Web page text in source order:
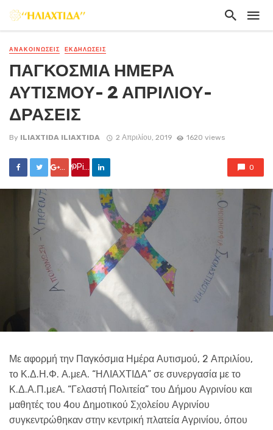
ΑΝΑΚΟΙΝΏΣΕΙΣ ΕΚΔΗΛΏΣΕΙΣ
ΠΑΓΚΟΣΜΙΑ ΗΜΕΡΑ
ΑΥΤΙΣΜΟΥ- 2 ΑΠΡΙΛΙΟΥ-
ΔΡΑΣΕΙΣ
By ILIAXTIDA ILIAXTIDA 2 Απριλίου, 2019 1620 views
Google +
Pin it 0
Με αφορμή την Παγκόσμια Ημέρα Αυτισμού, 2 Απριλίου,
το Κ.Δ.Η.Φ. Α.μεΑ. “ΗΛΙΑΧΤΙΔΑ” σε συνεργασία με το
Κ.Δ.Α.Π.μεΑ. “Γελαστή Πολιτεία” του Δήμου Αγρινίου και
μαθητές του 4ου Δημοτικού Σχολείου Αγρινίου
συγκεντρώθηκαν στην κεντρική πλατεία Αγρινίου, όπου